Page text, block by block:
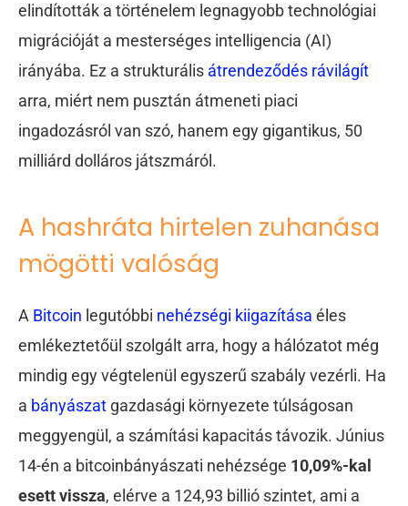
elindították a történelem legnagyobb technológiai
migrációját a mesterséges intelligencia (AI)
irányába. Ez a strukturális átrendeződés rávilágít
arra, miért nem pusztán átmeneti piaci
ingadozásról van szó, hanem egy gigantikus, 50
milliárd dolláros játszmáról.
A hashráta hirtelen zuhanása
mögötti valóság
A Bitcoin legutóbbi nehézségi kiigazítása éles
emlékeztetőül szolgált arra, hogy a hálózatot még
mindig egy végtelenül egyszerű szabály vezérli. Ha
a bányászat gazdasági környezete túlságosan
meggyengül, a számítási kapacitás távozik. Június
14-én a bitcoinbányászati nehézsége 10,09%-kal
esett vissza, elérve a 124,93 billió szintet, ami a